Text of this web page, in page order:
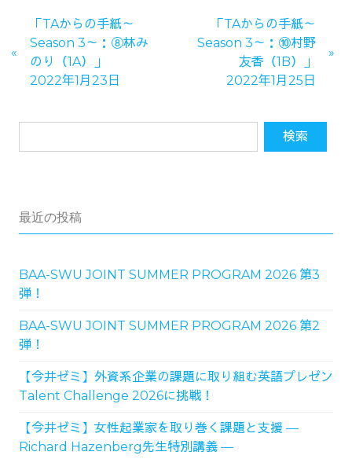
「TAからの手紙～
Season 3～：⑧林み
のり（1A）」
2022年1月23日
「TAからの手紙～
Season 3～：⑩村野
友香（1B）」
2022年1月25日
最近の投稿
BAA-SWU JOINT SUMMER PROGRAM 2026 第3
弾！
BAA-SWU JOINT SUMMER PROGRAM 2026 第2
弾！
【今井ゼミ】外資系企業の課題に取り組む英語プレゼン
Talent Challenge 2026に挑戦！
【今井ゼミ】女性起業家を取り巻く課題と支援 ―
Richard Hazenberg先生特別講義 ―